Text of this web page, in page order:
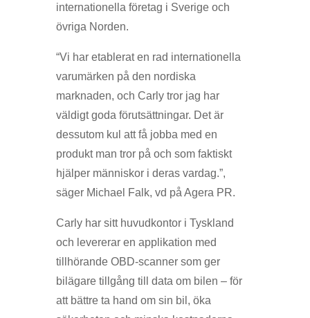
internationella företag i Sverige och
övriga Norden.
“Vi har etablerat en rad internationella
varumärken på den nordiska
marknaden, och Carly tror jag har
väldigt goda förutsättningar. Det är
dessutom kul att få jobba med en
produkt man tror på och som faktiskt
hjälper människor i deras vardag.”,
säger Michael Falk, vd på Agera PR.
Carly har sitt huvudkontor i Tyskland
och levererar en applikation med
tillhörande OBD-scanner som ger
bilägare tillgång till data om bilen – för
att bättre ta hand om sin bil, öka